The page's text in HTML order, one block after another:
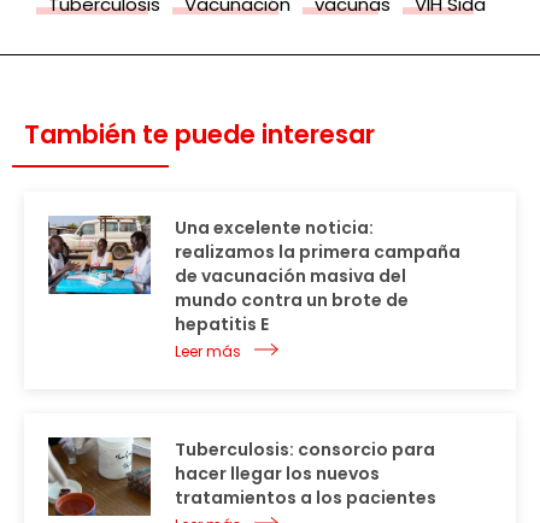
También te puede interesar
Una excelente noticia:
realizamos la primera campaña
de vacunación masiva del
mundo contra un brote de
hepatitis E
Leer más
Tuberculosis: consorcio para
hacer llegar los nuevos
tratamientos a los pacientes